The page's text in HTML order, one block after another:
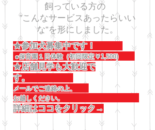
飼っている方の
”こんなサービスあったらいい
な”を形にしました。
★参加犬募集中です！
●保育園１日体験（初回限定￥1,500)
★店舗見学も大歓迎で
す。
メールでご連絡の上、
お越しください。
詳細はココをクリック→